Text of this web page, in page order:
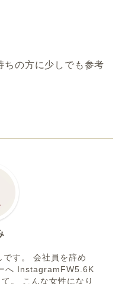
ちの方に少しでも参考
す。 会社員を辞め
へ InstagramFW5.6K
。 こんな女性になり